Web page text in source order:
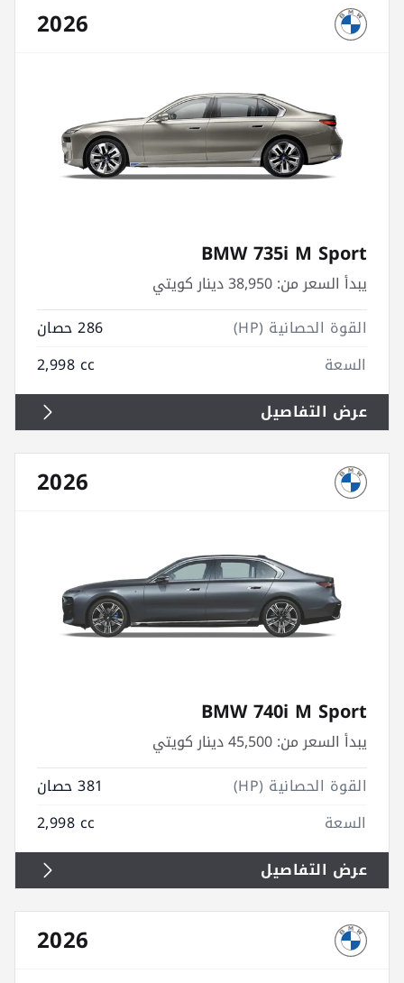
2026
BMW 735i M Sport
يبدأ السعر من:
القوة الحصانية (HP)
286 حصان
السعة
2,998 cc
عرض التفاصيل
2026
BMW 740i M Sport
يبدأ السعر من:
القوة الحصانية (HP)
381 حصان
السعة
2,998 cc
عرض التفاصيل
2026